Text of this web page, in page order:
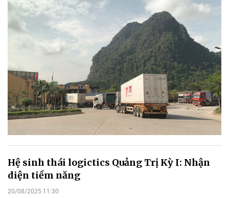
Hệ sinh thái logictics Quảng Trị Kỳ I: Nhận
diện tiềm năng
20/08/2025 11:30